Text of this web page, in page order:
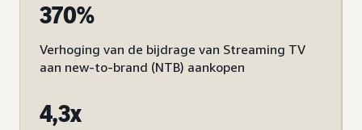
370%
Verhoging van de bijdrage van Streaming TV
aan new-to-brand (NTB) aankopen
4,3x